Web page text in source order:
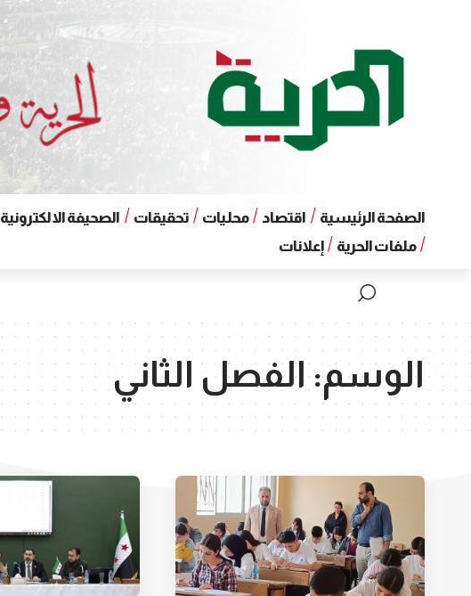
الصفحة الرئيسية اقتصاد محليات تحقيقات الصحيفة الالكترونية
ملفات الحرية
إعلانات
الوسم:الفصل الثاني